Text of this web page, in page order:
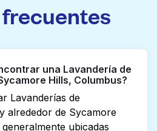
una Lavandería de
Hills, Columbus?
Lavanderías de
alrededor de Sycamore
ubicadas